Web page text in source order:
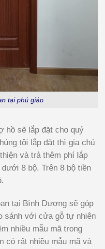
tại phú giáo
hồ sẽ lắp đặt cho quý
tôi lắp đặt thì gia chủ
và trả thêm phí lắp
8 bộ. Trên 8 bộ tiền
tại Bình Dương sẽ góp
sánh với cửa gỗ tự nhiên
nhiều mẫu mã trong
có rất nhiều mẫu mã và